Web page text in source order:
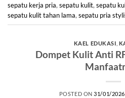
sepatu kerja pria, sepatu kulit, sepatu
sepatu kulit tahan lama, sepatu pria
KAEL EDUKASI
Dompet Kulit Anti
POSTED ON31/01/2026